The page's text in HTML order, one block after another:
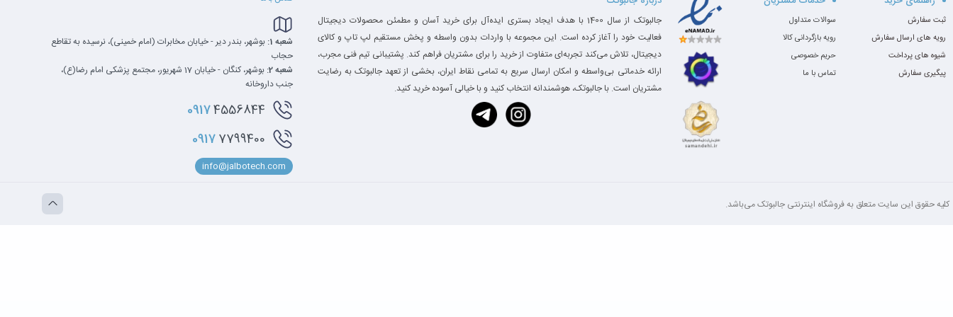
ثبت سفارش
رویه های ارسال سفارش
شیوه های پرداخت
پیگیری سفارش
سوالات متداول
رویه بازگردانی کالا
حریم خصوصی
تماس با ما
جالبوتک از سال 1400 با هدف ایجاد بستری ایده‌آل برای خرید آسان و مطمئن محصولات دیجیتال
فعالیت خود را آغاز کرده است. این مجموعه با واردات بدون واسطه و پخش مستقیم لپ تاپ و کالای
دیجیتال، تلاش می‌کند تجربه‌ای متفاوت از خرید را برای مشتریان فراهم کند. پشتیبانی تیم فنی مجرب،
ارائه خدماتی بی‌واسطه و امکان ارسال سریع به تمامی نقاط ایران، بخشی از تعهد جالبوتک به رضایت
مشتریان است. با جالبوتک، هوشمندانه انتخاب کنید و با خیالی آسوده خرید کنید.
شعبه 1:
بوشهر، بندر دیر - خیابان مخابرات (امام خمینی)، نرسیده به تقاطع
حجاب
شعبه 2:
بوشهر، کنگان - خیابان 17 شهریور، مجتمع پزشکی امام رضا(ع)،
جنب داروخانه
09174556844
09177799400
info@jalbotech.com
کلیه‌ حقوق این سایت متعلق به فروشگاه اینترنتی جالبوتک می‌باشد.